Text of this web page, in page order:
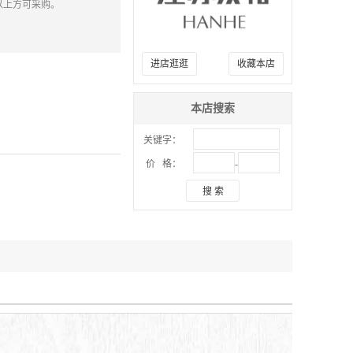
方可采购。
进店逛逛 收藏本店
本店搜索
关键字：
价 格： -
搜 索